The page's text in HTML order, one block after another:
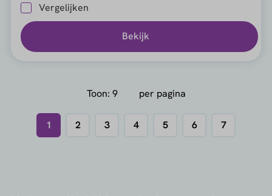
Vergelijken
Bekijk
Toon: per pagina
1 2 3 4 5 6 7